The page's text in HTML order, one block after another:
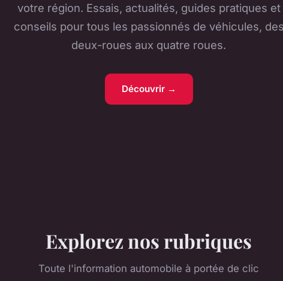
votre région. Essais, actualités, guides pratiques et
conseils pour tous les passionnés de véhicules,
deux-roues aux quatre roues.
Découvrir →
Explorez nos rubriques
Toute l'information automobile à portée de clic